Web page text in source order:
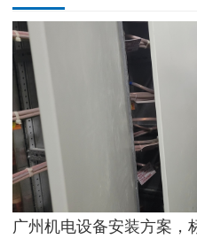
专家的荔湾配电房10kV